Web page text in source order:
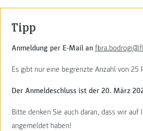
Tipp
Anmeldung per E-Mail an
Es gibt nur eine begrenzte Anzahl von
Der Anmeldeschluss ist der 20. März
Bitte denken Sie auch daran, dass wir
angemeldet haben!